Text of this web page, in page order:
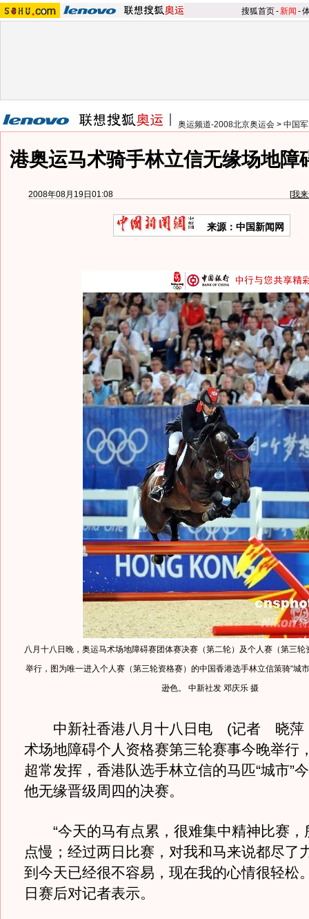
搜狐首页-新闻 -
奥运频道-2008北京奥运会 > 中国
港奥运马术骑手林立信无缘场地障
2008年08月19日01:08 [我
来源：中国新闻网
八月十八日晚，奥运马术场地障碍赛团体赛决赛（第二轮）及个人赛（第三轮
举行，图为唯一进入个人赛（第三轮资格赛）的中国香港选手林立信策骑“城
逊色。 中新社发 邓庆乐 摄
中新社香港八月十八日电 (记者 晓萍
术场地障碍个人资格赛第三轮赛事今晚举行
超常发挥，香港队选手林立信的马匹“城市”
他无缘晋级周四的决赛。
“今天的马有点累，很难集中精神比赛，
点慢；经过两日比赛，对我和马来说都尽了
到今天已经很不容易，现在我的心情很轻松
日赛后对记者表示。